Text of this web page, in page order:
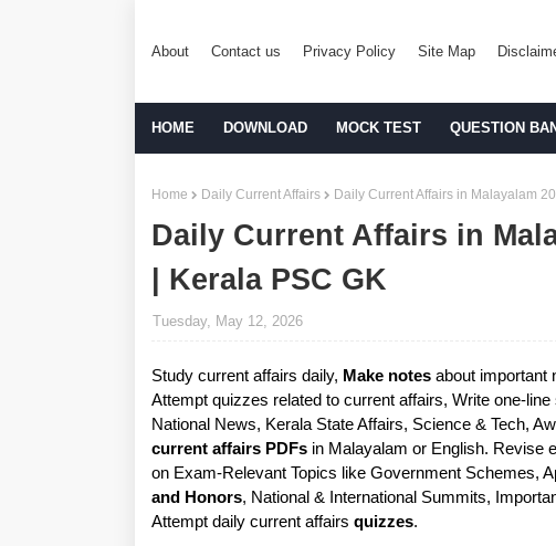
About Contact us Privacy Policy Site Map
HOME DOWNLOAD MOCK TEST QUESTION
Home Daily Current Affairs Daily Current Affairs in Malayalam
Daily Current Affairs in
| Kerala PSC GK
Tuesday, May 12, 2026
Study current affairs daily, Make notes about important
Attempt quizzes related to current affairs, Write one-
National News, Kerala State Affairs, Science & Tech,
current affairs PDFs in Malayalam or English. Revise
on Exam-Relevant Topics like Government Schemes,
and Honors, National & International Summits,
Attempt daily current affairs quizzes.